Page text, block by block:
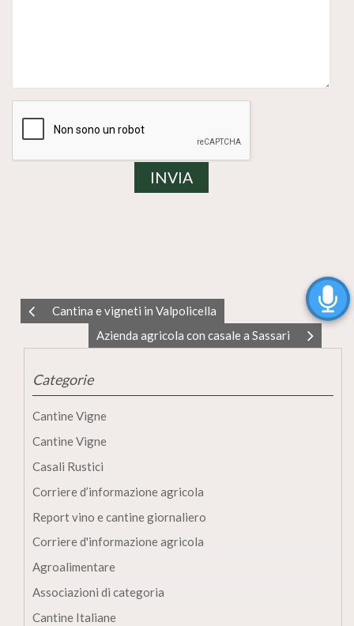
Cantina e vigneti in Valpolicella
Azienda agricola con casale a Sassari
Categorie
Cantine Vigne
Cantine Vigne
Casali Rustici
Corriere d’informazione agricola
Report vino e cantine giornaliero
Corriere d'informazione agricola
Agroalimentare
Associazioni di categoria
Cantine Italiane